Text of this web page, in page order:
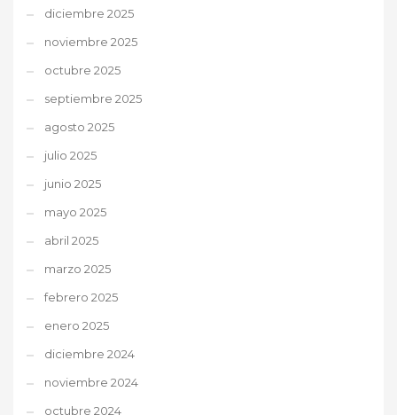
diciembre 2025
noviembre 2025
octubre 2025
septiembre 2025
agosto 2025
julio 2025
junio 2025
mayo 2025
abril 2025
marzo 2025
febrero 2025
enero 2025
diciembre 2024
noviembre 2024
octubre 2024